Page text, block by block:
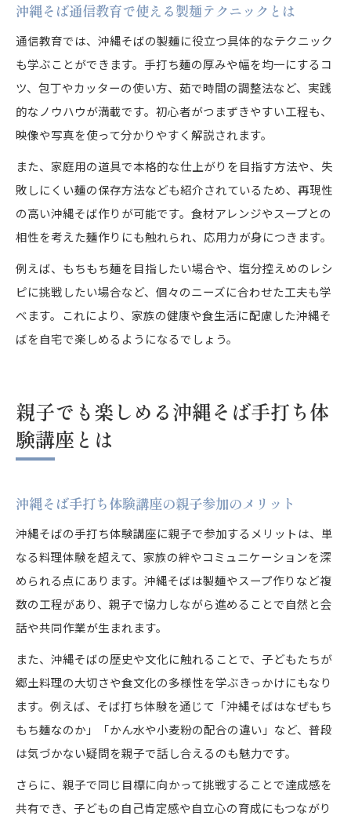
沖縄そば通信教育で使える製麺テクニックとは
通信教育では、沖縄そばの製麺に役立つ具体的なテクニック
も学ぶことができます。手打ち麺の厚みや幅を均一にするコ
ツ、包丁やカッターの使い方、茹で時間の調整法など、実践
的なノウハウが満載です。初心者がつまずきやすい工程も、
映像や写真を使って分かりやすく解説されます。
また、家庭用の道具で本格的な仕上がりを目指す方法や、失
敗しにくい麺の保存方法なども紹介されているため、再現性
の高い沖縄そば作りが可能です。食材アレンジやスープとの
相性を考えた麺作りにも触れられ、応用力が身につきます。
例えば、もちもち麺を目指したい場合や、塩分控えめのレシ
ピに挑戦したい場合など、個々のニーズに合わせた工夫も学
べます。これにより、家族の健康や食生活に配慮した沖縄そ
ばを自宅で楽しめるようになるでしょう。
親子でも楽しめる沖縄そば手打ち体
験講座とは
沖縄そば手打ち体験講座の親子参加のメリット
沖縄そばの手打ち体験講座に親子で参加するメリットは、単
なる料理体験を超えて、家族の絆やコミュニケーションを深
められる点にあります。沖縄そばは製麺やスープ作りなど複
数の工程があり、親子で協力しながら進めることで自然と会
話や共同作業が生まれます。
また、沖縄そばの歴史や文化に触れることで、子どもたちが
郷土料理の大切さや食文化の多様性を学ぶきっかけにもなり
ます。例えば、そば打ち体験を通じて「沖縄そばはなぜもち
もち麺なのか」「かん水や小麦粉の配合の違い」など、普段
は気づかない疑問を親子で話し合えるのも魅力です。
さらに、親子で同じ目標に向かって挑戦することで達成感を
共有でき、子どもの自己肯定感や自立心の育成にもつながり